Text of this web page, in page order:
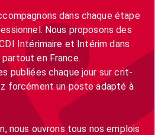
dans chaque étape
Nous proposons des
Intérimaire et Intérim dans
en France.
publiées chaque jour sur crit-
forcément un poste adapté à
nous ouvrons tous nos emplois